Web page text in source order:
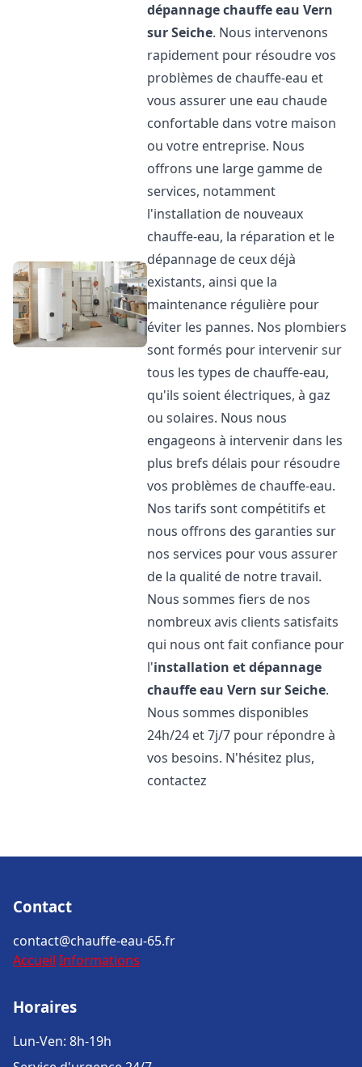
dépannage chauffe eau Vern
sur Seiche. Nous intervenons
rapidement pour résoudre vos
problèmes de chauffe-eau et
vous assurer une eau chaude
confortable dans votre maison
ou votre entreprise. Nous
offrons une large gamme de
services, notamment
l'installation de nouveaux
chauffe-eau, la réparation et le
dépannage de ceux déjà
existants, ainsi que la
maintenance régulière pour
éviter les pannes. Nos plombiers
sont formés pour intervenir sur
tous les types de chauffe-eau,
qu'ils soient électriques, à gaz
ou solaires. Nous nous
engageons à intervenir dans les
plus brefs délais pour résoudre
vos problèmes de chauffe-eau.
Nos tarifs sont compétitifs et
nous offrons des garanties sur
nos services pour vous assurer
de la qualité de notre travail.
Nous sommes fiers de nos
nombreux avis clients satisfaits
qui nous ont fait confiance pour
l'installation et dépannage
chauffe eau Vern sur Seiche.
Nous sommes disponibles
24h/24 et 7j/7 pour répondre à
vos besoins. N'hésitez plus,
contactez
Contact
contact@chauffe-eau-65.fr
Accueil Informations
Horaires
Lun-Ven: 8h-19h